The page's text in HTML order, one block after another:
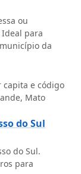
ou
para
da
capita e código
Mato
do Sul
do Sul.
para